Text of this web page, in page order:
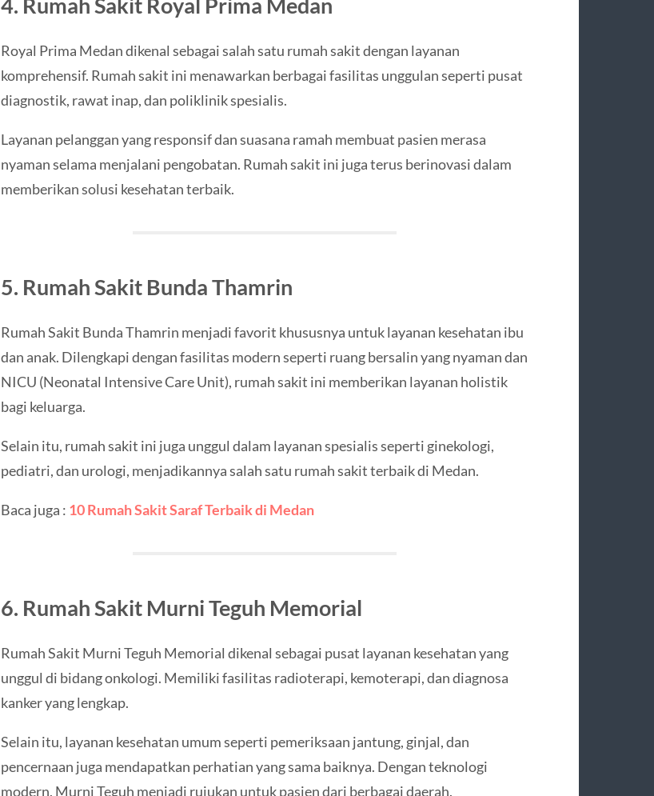
Royal Prima Medan dikenal sebagai salah satu rumah sakit dengan layanan
komprehensif. Rumah sakit ini menawarkan berbagai fasilitas unggulan seperti pusat
diagnostik, rawat inap, dan poliklinik spesialis.
Layanan pelanggan yang responsif dan suasana ramah membuat pasien merasa
nyaman selama menjalani pengobatan. Rumah sakit ini juga terus berinovasi dalam
memberikan solusi kesehatan terbaik.
5. Rumah Sakit Bunda Thamrin
Rumah Sakit Bunda Thamrin menjadi favorit khususnya untuk layanan kesehatan ibu
dan anak. Dilengkapi dengan fasilitas modern seperti ruang bersalin yang nyaman dan
NICU (Neonatal Intensive Care Unit), rumah sakit ini memberikan layanan holistik
bagi keluarga.
Selain itu, rumah sakit ini juga unggul dalam layanan spesialis seperti ginekologi,
pediatri, dan urologi, menjadikannya salah satu rumah sakit terbaik di Medan.
Baca juga : 10 Rumah Sakit Saraf Terbaik di Medan
6. Rumah Sakit Murni Teguh Memorial
Rumah Sakit Murni Teguh Memorial dikenal sebagai pusat layanan kesehatan yang
unggul di bidang onkologi. Memiliki fasilitas radioterapi, kemoterapi, dan diagnosa
kanker yang lengkap.
Selain itu, layanan kesehatan umum seperti pemeriksaan jantung, ginjal, dan
pencernaan juga mendapatkan perhatian yang sama baiknya. Dengan teknologi
modern, Murni Teguh menjadi rujukan untuk pasien dari berbagai daerah.